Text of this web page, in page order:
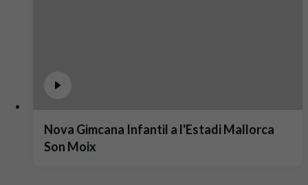
Nova Gimcana Infantil a l'Estadi Mallorca
Son Moix